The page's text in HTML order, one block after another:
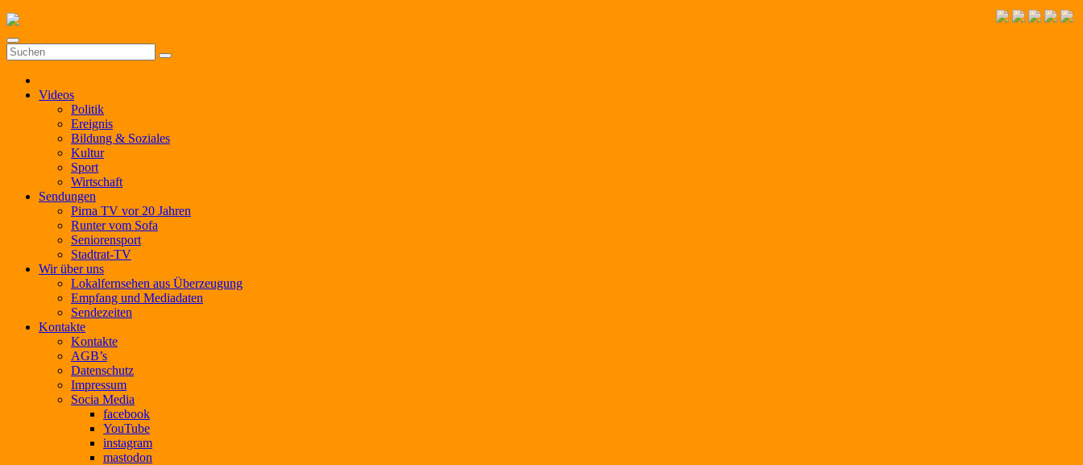
Zum
Inhalt
springen
Videos
Politik
Ereignis
Bildung & Soziales
Kultur
Sport
Wirtschaft
Sendungen
Pirna TV vor 20 Jahren
Runter vom Sofa
Seniorensport
Stadtrat-TV
Wir über uns
Lokalfernsehen aus Überzeugung
Empfang und Mediadaten
Sendezeiten
Kontakte
Kontakte
AGB’s
Datenschutz
Impressum
Socia Media
facebook
YouTube
instagram
mastodon